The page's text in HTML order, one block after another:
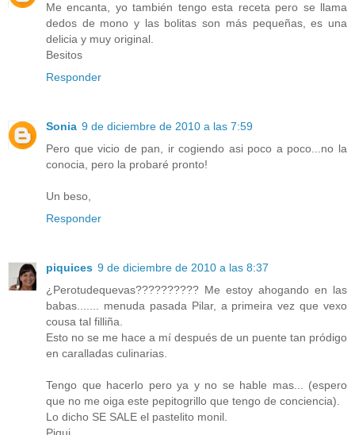
Me encanta, yo también tengo esta receta pero se llama
dedos de mono y las bolitas son más pequeñas, es una
delicia y muy original.
Besitos
Responder
Sonia 9 de diciembre de 2010 a las 7:59
Pero que vicio de pan, ir cogiendo asi poco a poco...no la
conocia, pero la probaré pronto!
Un beso,
Responder
piquices 9 de diciembre de 2010 a las 8:37
¿Perotudequevas?????????? Me estoy ahogando en las
babas....... menuda pasada Pilar, a primeira vez que vexo
cousa tal filliña.
Esto no se me hace a mí después de un puente tan pródigo
en caralladas culinarias.
Tengo que hacerlo pero ya y no se hable mas... (espero
que no me oiga este pepitogrillo que tengo de conciencia).
Lo dicho SE SALE el pastelito monil.